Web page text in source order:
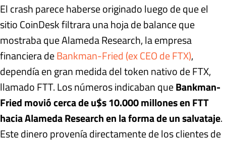
El crash parece haberse originado luego de que el
sitio CoinDesk filtrara una hoja de balance que
mostraba que Alameda Research, la empresa
financiera deBankman-Fried (ex CEO de FTX),
dependía en gran medida del token nativo de FTX,
llamado FTT. Los números indicaban queBankman-
Fried movió cerca de u$s 10.000 millones en FTT
hacia Alameda Research en la forma de un salvataje.
Este dinero provenía directamente de los clientes de